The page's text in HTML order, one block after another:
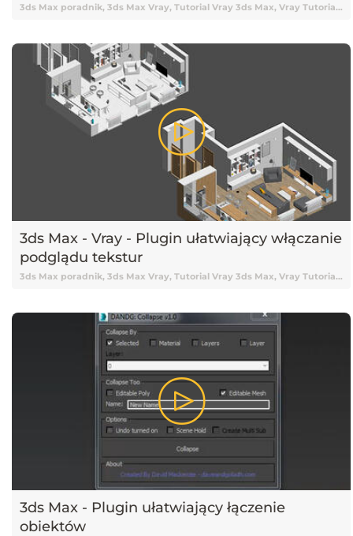
3ds Max poradnik, 3ds Max Vray, Tutorial Vray 3ds Max, Vray Tutorial, Vray, Vray 3ds Max tutorial, Vray Tutorial 3ds Max, Tutorial 3ds Max, 3ds Max Tutorial, Tutorial 3ds Max Vray, Tutorial online 3ds Max, Tutorial 3ds Max online, Nauka 3ds Max, 3ds Max Nauka, 3ds Max od podstaw, Podstawy 3ds Max, 3ds Max podstawy, Vray, V-ray, Tutorial V-ray, Tutorial Vray online, Darmowy kurs 3ds Max, 3ds Max tutorial Vray, Tutorial, Tutoriale, Darmowy tutorial, Tutorial 3ds Max po polsku, Tutorial 3ds Max pl, 3ds Max tutorial polski, 3ds Max tutorial po polsku, 3ds Max tutorial pl, Tutorial 3ds Max polski, Poradnik, Skrypty, Skrypty 3ds Max, Pluginy 3ds Max, Plugin 3ds Max, 3ds Max Plugin, Wtyczka 3ds Max, 3ds Max Proxy, Vray Proxy, V-ray Proxy, Wyświetlanie proxy
3ds Max - Vray - Plugin ułatwiający włączanie
podglądu tekstur
3ds Max poradnik, 3ds Max Vray, Tutorial Vray 3ds Max, Vray Tutorial, Vray, Vray 3ds Max tutorial, Vray Tutorial 3ds Max, Tutorial 3ds Max, 3ds Max Tutorial, Tutorial 3ds Max Vray, Tutorial online 3ds Max, Tutorial 3ds Max online, Nauka 3ds Max, 3ds Max Nauka, 3ds Max od podstaw, Podstawy 3ds Max, 3ds Max podstawy, Vray, V-ray, Tutorial V-ray, Tutorial Vray online, Darmowy kurs 3ds Max, 3ds Max tutorial Vray, Tutorial, Tutoriale, Darmowy tutorial, Tutorial 3ds Max po polsku, Tutorial 3ds Max pl, 3ds Max tutorial polski, 3ds Max tutorial po polsku, 3ds Max tutorial pl, Tutorial 3ds Max polski, Poradnik, Skrypty, Skrypty 3ds Max, Pluginy 3ds Max, Plugin 3ds Max, 3ds Max Plugin, Wtyczka 3ds Max, Tekstury w 3ds Max, Wyświetlanie tekstur 3ds Max, Podgląd tekstur, 3ds Max tekstury
3ds Max - Plugin ułatwiający łączenie
obiektów